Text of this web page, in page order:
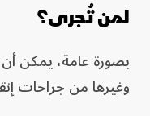
لمن تُجرى؟
بصورة عامة، يمكن
وغيرها من جراحات